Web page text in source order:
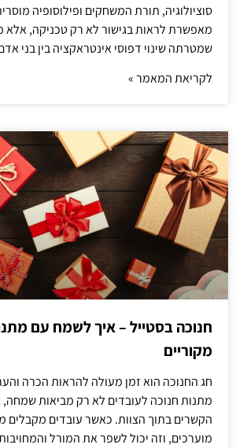
סוציולוגיה, תורת המשחקים ופילוסופיה
מאפשרת לראות בגישור לא רק טכניקה, אלא
שמטרתה שינוי דפוסי אינטראקציה בין בני
לקריאת המאמר »
חנוכה בסטייל – איך לשמח עם
מקוריים
חג החנוכה הוא זמן מעולה להראות הכרה
מתנות חנוכה לעובדים לא רק מביאות
הקשרים בתוך הצוות. כאשר עובדים מקבלים
מוערכים, וזה יכול לשפר את המורל